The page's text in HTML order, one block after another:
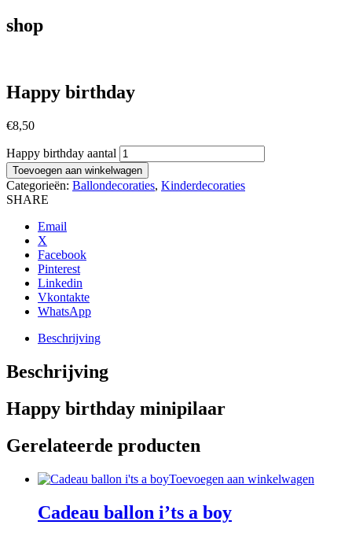
shop
Happy birthday
€8,50
Happy birthday aantal
Toevoegen aan winkelwagen
Categorieën: Ballondecoraties, Kinderdecoraties
SHARE
Email
X
Facebook
Pinterest
Linkedin
Vkontakte
WhatsApp
Beschrijving
Beschrijving
Happy birthday minipilaar
Gerelateerde producten
Toevoegen aan winkelwagen
Cadeau ballon i’ts a boy